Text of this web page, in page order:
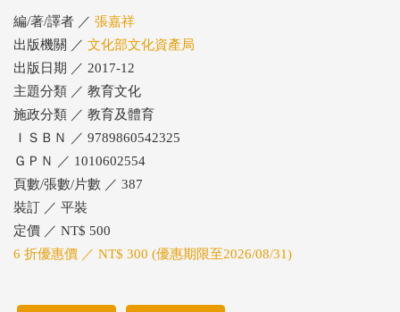
編/著/譯者 ／ 張嘉祥
出版機關 ／ 文化部文化資產局
出版日期 ／ 2017-12
主題分類 ／ 教育文化
施政分類 ／ 教育及體育
ＩＳＢＮ ／ 9789860542325
ＧＰＮ ／ 1010602554
頁數/張數/片數 ／ 387
裝訂 ／ 平裝
定價 ／ NT$ 500
6 折優惠價 ／ NT$ 300 (優惠期限至2026/08/31)